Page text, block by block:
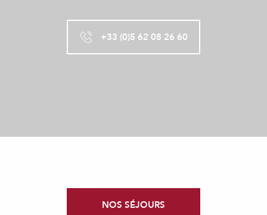
+33 (0)5 62 08 26 60
NOS SÉJOURS